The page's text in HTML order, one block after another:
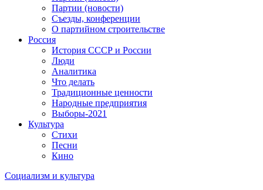
Партии (новости)
Съезды, конференции
О партийном строительстве
Россия
История СССР и России
Люди
Аналитика
Что делать
Традиционные ценности
Народные предприятия
Выборы-2021
Культура
Стихи
Песни
Кино
Социализм и культура